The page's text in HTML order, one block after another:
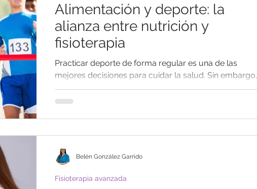
Alimentación y deporte: la
alianza entre nutrición y
fisioterapia
Practicar deporte de forma regular es una de las
mejores decisiones para cuidar la salud. Sin embargo,
para obtener todos sus beneficios...
Fisioterapia avanzada
Belén González Garrido